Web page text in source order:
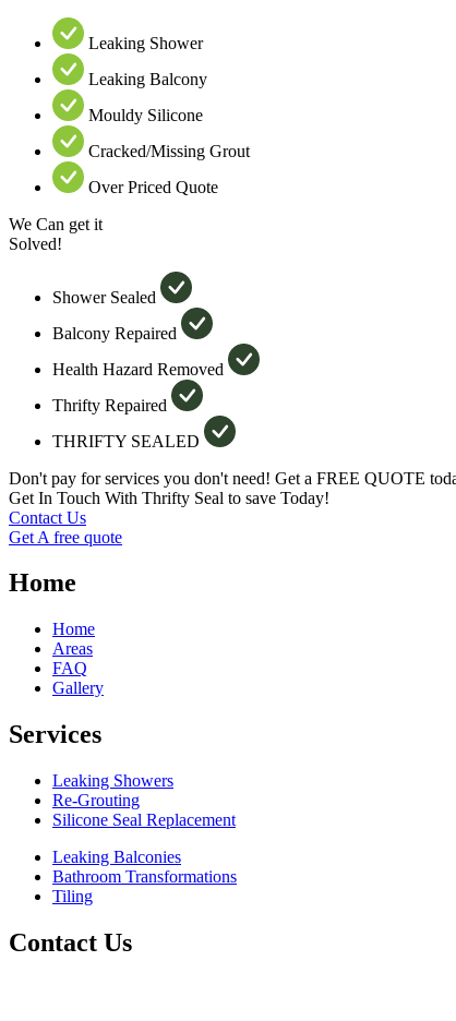
Leaking Shower
Leaking Balcony
Mouldy Silicone
Cracked/Missing Grout
Over Priced Quote
We Can get it
Solved!
Shower Sealed
Balcony Repaired
Health Hazard Removed
Thrifty Repaired
THRIFTY SEALED
Don't pay for services you don't need! Get a FREE QUOTE
Get In Touch With Thrifty Seal to save Today!
Contact Us
Get A free quote
Home
Home
Areas
FAQ
Gallery
Services
Leaking Showers
Re-Grouting
Silicone Seal Replacement
Leaking Balconies
Bathroom Transformations
Tiling
Contact Us